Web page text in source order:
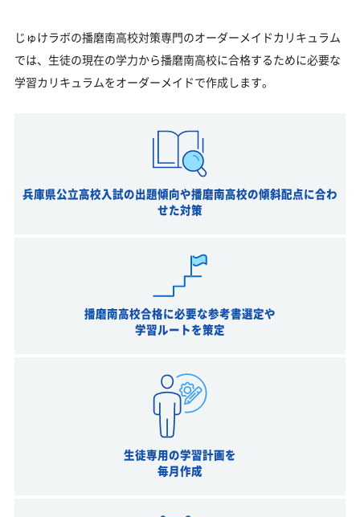
じゅけラボの播磨南高校対策専門のオーダーメイドカリキュラム
では、生徒の現在の学力から播磨南高校に合格するために必要な
学習カリキュラムをオーダーメイドで作成します。
兵庫県公立高校入試の出題傾向や播磨南高校の傾斜配点に合わ
せた対策
播磨南高校合格に必要な参考書選定や
学習ルートを策定
生徒専用の学習計画を
毎月作成